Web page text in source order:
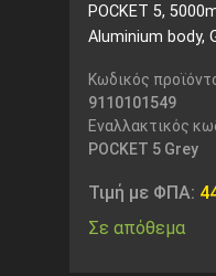
POCKET 5,
Aluminium body,
Κωδικός
9110101549
Εναλλακτικός
POCKET 5 Grey
Τιμή με ΦΠΑ:
Σε απόθεμα